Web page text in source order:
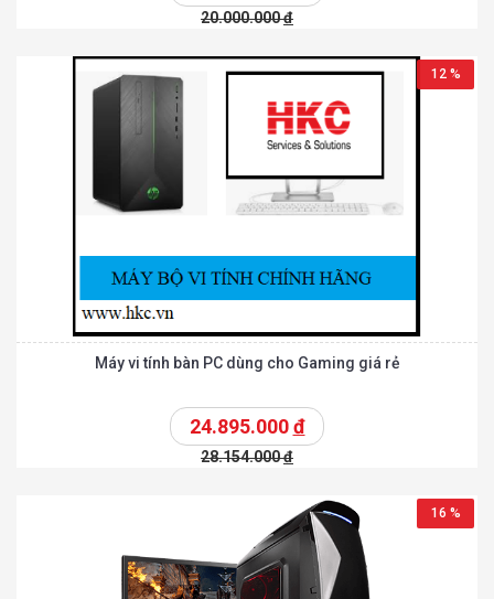
20.000.000đ
12 %
Máy vi tính bàn PC dùng cho Gaming giá rẻ
24.895.000đ
28.154.000đ
16 %